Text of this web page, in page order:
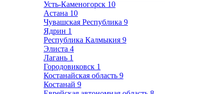
Усть-Каменогорск 10
Астана 10
Чувашская Республика 9
Ядрин 1
Республика Калмыкия 9
Элиста 4
Лагань 1
Городовиковск 1
Костанайская область 9
Костанай 9